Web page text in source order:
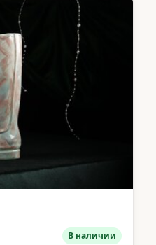
В наличии